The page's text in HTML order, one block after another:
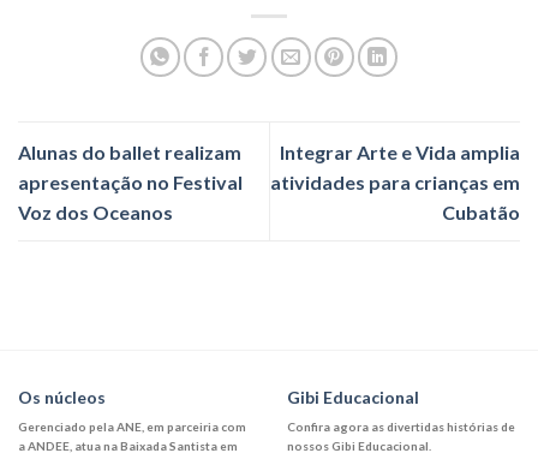
Alunas do ballet realizam
apresentação no Festival
Voz dos Oceanos
Integrar Arte e Vida amplia
atividades para crianças em
Cubatão
Os núcleos
Gerenciado pela ANE, em parceiria com
a ANDEE, atua na Baixada Santista em
Gibi Educacional
Confira agora as divertidas histórias de
nossos Gibi Educacional.